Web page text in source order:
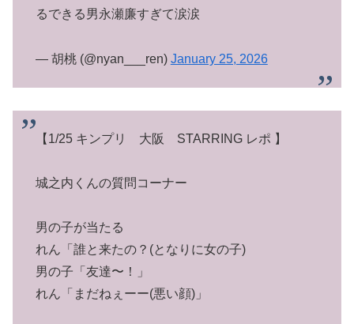
るできる男永瀬廉すぎて涙涙
— 胡桃 (@nyan___ren) January 25, 2026
【1/25 キンプリ 大阪 STARRING レポ 】
城之内くんの質問コーナー
男の子が当たる
れん「誰と来たの？(となりに女の子)
男の子「友達〜！」
れん「まだねぇーー(悪い顔)」